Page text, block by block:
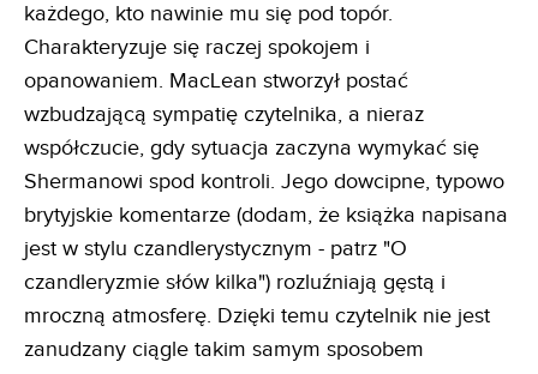
każdego, kto nawinie mu się pod topór.
Charakteryzuje się raczej spokojem i
opanowaniem. MacLean stworzył postać
wzbudzającą sympatię czytelnika, a nieraz
współczucie, gdy sytuacja zaczyna wymykać się
Shermanowi spod kontroli. Jego dowcipne, typowo
brytyjskie komentarze (dodam, że książka napisana
jest w stylu czandlerystycznym - patrz "O
czandleryzmie słów kilka") rozluźniają gęstą i
mroczną atmosferę. Dzięki temu czytelnik nie jest
zanudzany ciągle takim samym sposobem